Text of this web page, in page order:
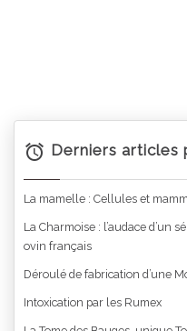
Derniers articles
La mamelle : Cellules et
La Charmoise : l’audace d’un
ovin français
Déroulé de fabrication d’une
Intoxication par les Rumex